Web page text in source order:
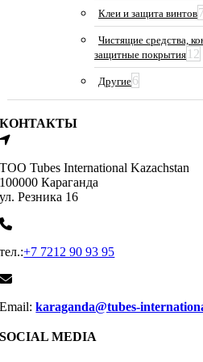
Клеи и защита винтов7
Чистящие средства,
защитные покрытия 12
Другие6
КОНТАКТЫ
ТОО Tubes International Kazachstan
100000 Караганда
ул. Резника 16
тел.:+7 7212 90 93 95
Email:karaganda@tubes-
SOCIAL MEDIA